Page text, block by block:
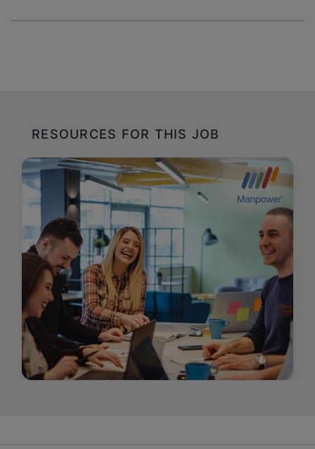
RESOURCES FOR THIS JOB